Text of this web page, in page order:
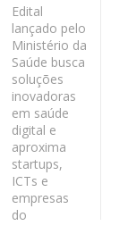
Edital
lançado pelo
Ministério da
Saúde busca
soluções
inovadoras
em saúde
digital e
aproxima
startups,
ICTs e
empresas
do